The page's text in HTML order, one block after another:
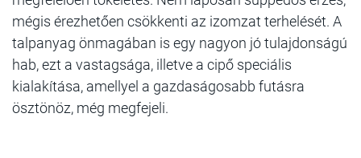
mégis érezhetően csökkenti az izomzat terhelését. A
talpanyag önmagában is egy nagyon jó tulajdonságú
hab, ezt a vastagsága, illetve a cipő speciális
kialakítása, amellyel a gazdaságosabb futásra
ösztönöz, még megfejeli.